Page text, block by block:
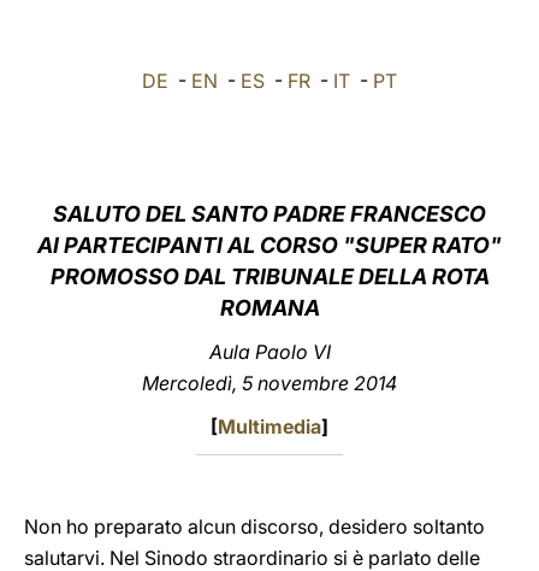
中文
LATINE
DE - EN - ES - FR - IT - PT
SALUTODEL SANTO PADRE FRANCESCO
AI PARTECIPANTI AL CORSO "SUPER RATO"
PROMOSSO DAL TRIBUNALE DELLA ROTA
ROMANA
Aula Paolo VI
Mercoledì, 5 novembre 2014
[Multimedia]
Non ho preparato alcun discorso, desidero soltanto
salutarvi. Nel Sinodo straordinario si è parlato delle